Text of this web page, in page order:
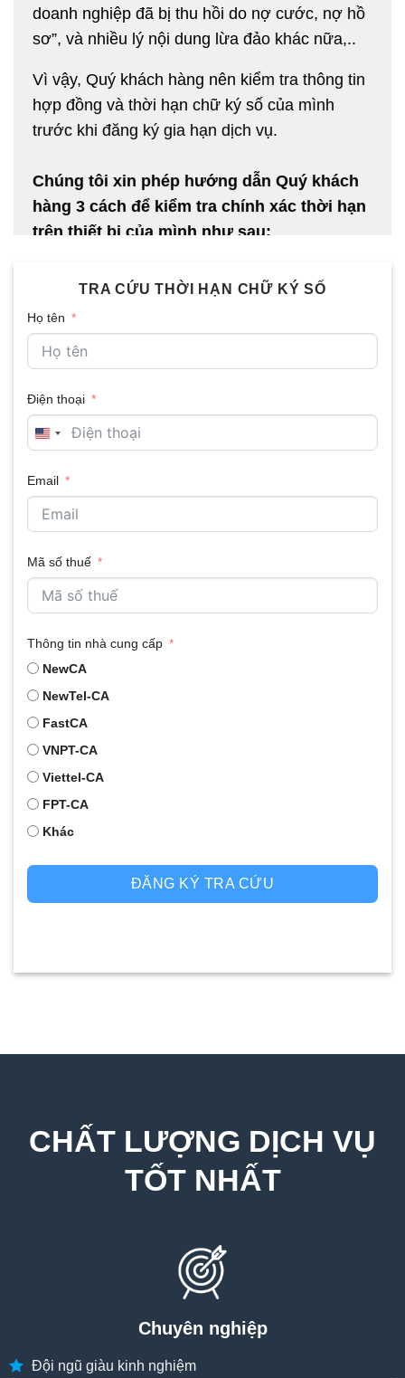
doanh nghiệp đã bị thu hồi do nợ cước, nợ hồ
sơ”, và nhiều lý nội dung lừa đảo khác nữa,..
Vì vậy, Quý khách hàng nên kiểm tra thông tin
hợp đồng và thời hạn chữ ký số của mình
trước khi đăng ký gia hạn dịch vụ.
Chúng tôi xin phép hướng dẫn Quý khách
hàng 3 cách để kiểm tra chính xác thời hạn
trên thiết bị của mình như sau:
Liên hệ nhà cung cấp để tra cứu thời hạn
Để lại thông tinform liên hệ tra cứu thời
hạn , chúng tôi sẽ tra cứu thời hạn chính xác
cấp.
Quý khách hàng cần lưu ý!!!
TRA CỨU THỜI HẠN CHỮ KÝ SỐ
Họ tên
Điện thoại
UNITED
+1
Email
Mã số thuế
Thông tin nhà cung cấp
NewCA
NewTel-CA
FastCA
VNPT-CA
Viettel-CA
FPT-CA
Khác
ĐĂNG KÝ TRA CỨU
CHẤT LƯỢNG DỊCH VỤ
TỐT NHẤT
Chuyên nghiệp
Đội ngũ giàu kinh nghiệm